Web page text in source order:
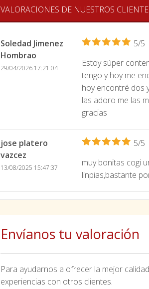
VALORACIONES DE NUESTROS
Soledad Jimenez
Hombrao
29/04/2026 17:21:04
5/5
Estoy súper
tengo y hoy me
hoy encontré dos
las adoro me las
gracias
jose platero
vazcez
13/08/2025 15:47:37
5/5
muy bonitas cogi
linpias,bastante
Envíanos tu valoración
Para ayudarnos a ofrecer la mejor
experiencias con otros clientes.